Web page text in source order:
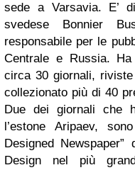
sede a Varsavia. E’
svedese Bonnier
responsabile per le
Centrale e Russia.
circa 30 giornali,
collezionato più di 40
Due dei giornali che
l’estone Aripaev,
Designed
Design nel più